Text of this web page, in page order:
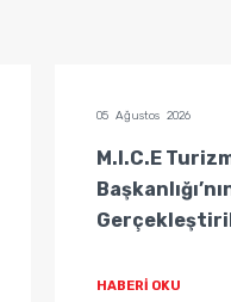
05 Ağustos 2026
M.I.C.E
HABERİ OKU